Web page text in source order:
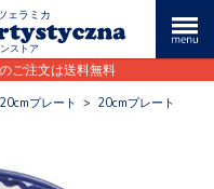
ェラミカ
ストア
ご注文は送料無料
20cmプレート > 20cmプレート